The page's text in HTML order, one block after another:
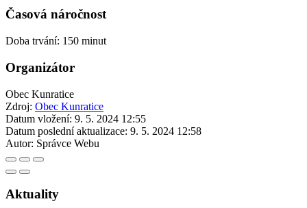
Časová náročnost
Doba trvání: 150 minut
Organizátor
Obec Kunratice
Zdroj: Obec Kunratice
Datum vložení: 9. 5. 2024 12:55
Datum poslední aktualizace: 9. 5. 2024 12:58
Autor: Správce Webu
Aktuality